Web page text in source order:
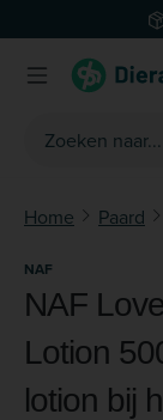
Ga naar de
Home Paard
NAF
NAF
Lotion
lotion bij